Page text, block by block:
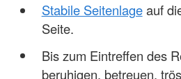
Stabile Seitenlageauf
Seite.
Bis zum Eintreffen des
beruhigen, betreuen,